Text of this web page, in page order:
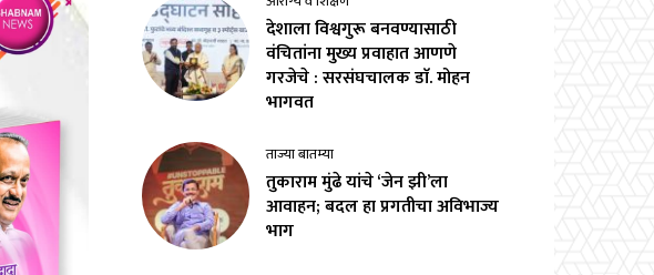
देशाला विश्वगुरू बनवण्यासाठी
वंचितांना मुख्य प्रवाहात आणणे
गरजेचे : सरसंघचालक डाॅ. मोहन
भागवत
ताज्या बातम्या
तुकाराम मुंढे यांचे ‘जेन झी’ला
आवाहन; बदल हा प्रगतीचा अविभाज्य
भाग